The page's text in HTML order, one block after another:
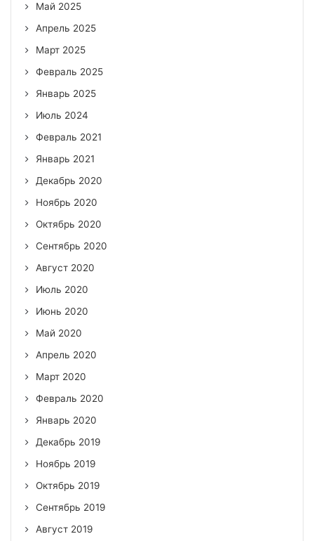
Май 2025
Апрель 2025
Март 2025
Февраль 2025
Январь 2025
Июль 2024
Февраль 2021
Январь 2021
Декабрь 2020
Ноябрь 2020
Октябрь 2020
Сентябрь 2020
Август 2020
Июль 2020
Июнь 2020
Май 2020
Апрель 2020
Март 2020
Февраль 2020
Январь 2020
Декабрь 2019
Ноябрь 2019
Октябрь 2019
Сентябрь 2019
Август 2019